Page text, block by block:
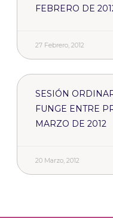
FEBRERO DE
27 Febrero, 2012
SESIÓN
FUNGE ENTRE
MARZO DE 2012
20 Marzo, 2012